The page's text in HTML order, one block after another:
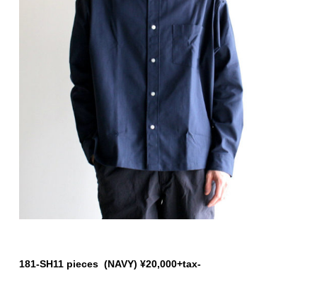
181-SH11 pieces (NAVY) ¥20,000+tax-